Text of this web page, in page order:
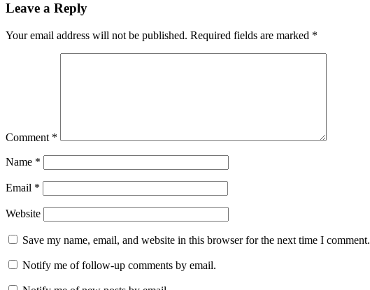
Leave a Reply
Your email address will not be published. Required fields are marked *
Comment *
Name *
Email *
Website
Save my name, email, and website in this browser for the next time I comment.
Notify me of follow-up comments by email.